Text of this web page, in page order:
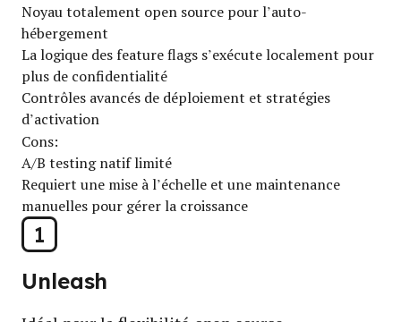
1
Unleash
Noyau totalement open source pour l’auto-
hébergement
La logique des feature flags s’exécute localement pour
plus de confidentialité
Contrôles avancés de déploiement et stratégies
d’activation
Cons:
A/B testing natif limité
Requiert une mise à l’échelle et une maintenance
manuelles pour gérer la croissance